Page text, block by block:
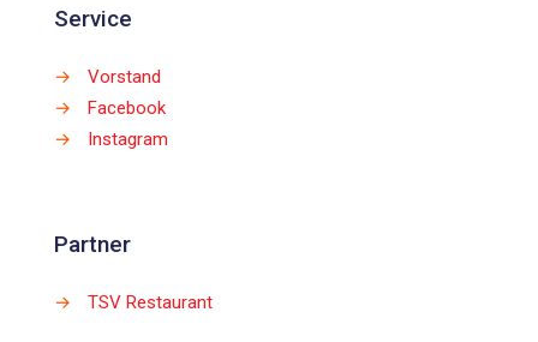
Service
→
Vorstand
→
Facebook
→
Instagram
Partner
→ TSV Restaurant